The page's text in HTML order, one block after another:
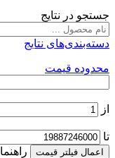
جستجو در نتایج
دسته‌بندی‌های نتایج
محدوده قیمت
از
تا
اعمال فیلتر قیمت
راهنما